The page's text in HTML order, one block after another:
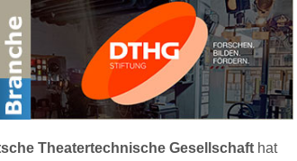
Theatertechnische Gesellschaft hat